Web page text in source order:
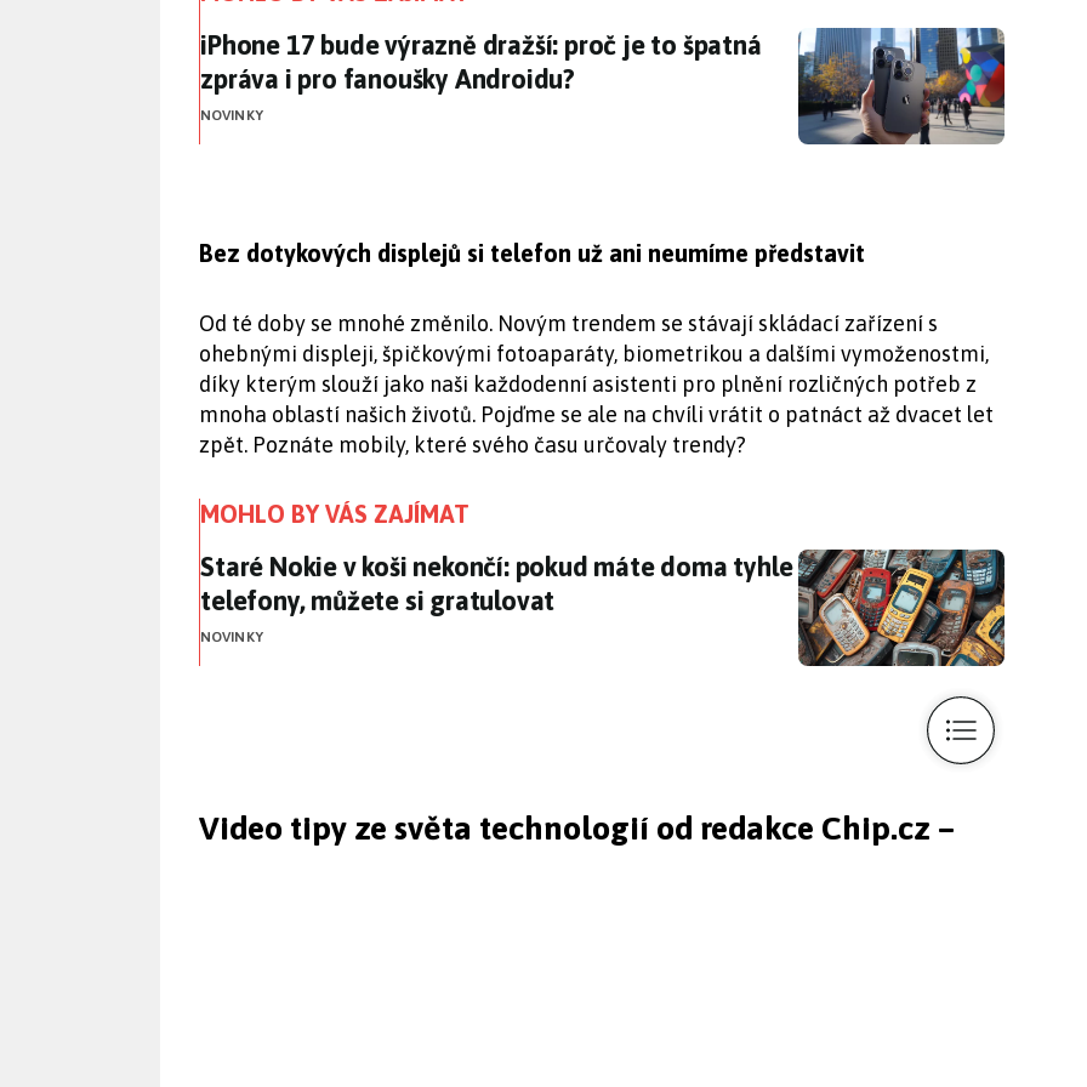
iPhone 17 bude výrazně dražší: proč je to špatná zpráva i pro fanoušky
iPhone 17 bude výrazně dražší: proč je to špatná
zpráva i pro fanoušky Androidu?
NOVINKY
Bez dotykových displejů si telefon už ani neumíme představit
Od té doby se mnohé změnilo. Novým trendem se stávají skládací zařízení s
ohebnými displeji, špičkovými fotoaparáty, biometrikou a dalšími vymoženostmi,
díky kterým slouží jako naši každodenní asistenti pro plnění rozličných potřeb z
mnoha oblastí našich životů. Pojďme se ale na chvíli vrátit o patnáct až dvacet let
zpět. Poznáte mobily, které svého času určovaly trendy?
MOHLO BY VÁS ZAJÍMAT
Staré Nokie v koši nekončí: pokud máte doma tyhle telefony, můžete si
Staré Nokie v koši nekončí: pokud máte doma tyhle
telefony, můžete si gratulovat
NOVINKY
Video tipy ze světa technologií od redakce Chip.cz –